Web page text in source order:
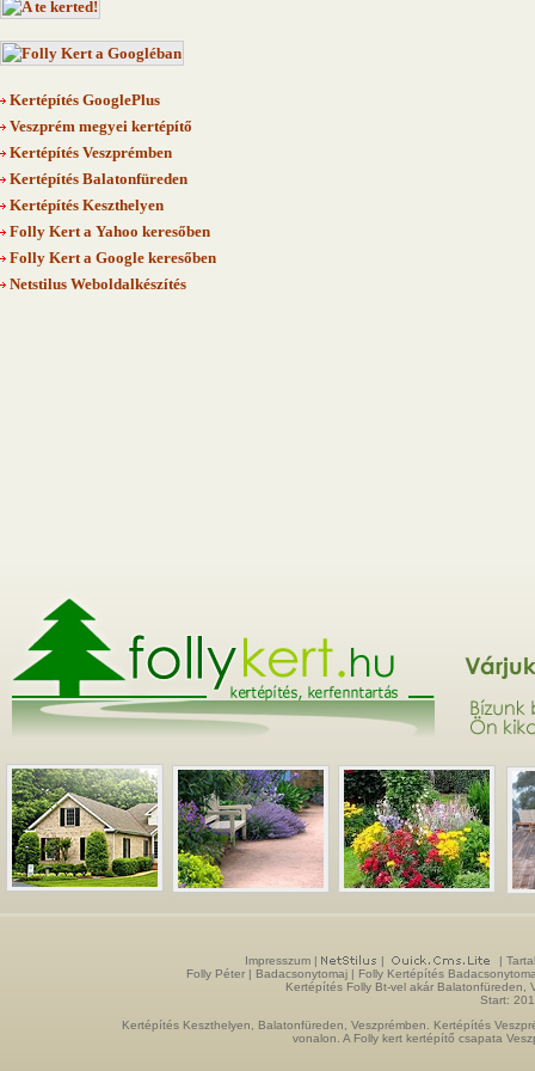
Kertépítés GooglePlus
Veszprém megyei kertépítő
Kertépítés Veszprémben
Kertépítés Balatonfüreden
Kertépítés Keszthelyen
Folly Kert a Yahoo keresőben
Folly Kert a Google keresőben
Netstilus Weboldalkészítés
Impresszum | |
|
Folly Péter | Badacsonytomaj | Folly Kertépítés
Kertépítés Folly Bt-vel akár Balatonfüreden,
Start:
Kertépítés Keszthelyen, Balatonfüreden, Veszprémben. Kertépítés
vonalon. A Folly kert kertépítő csapata